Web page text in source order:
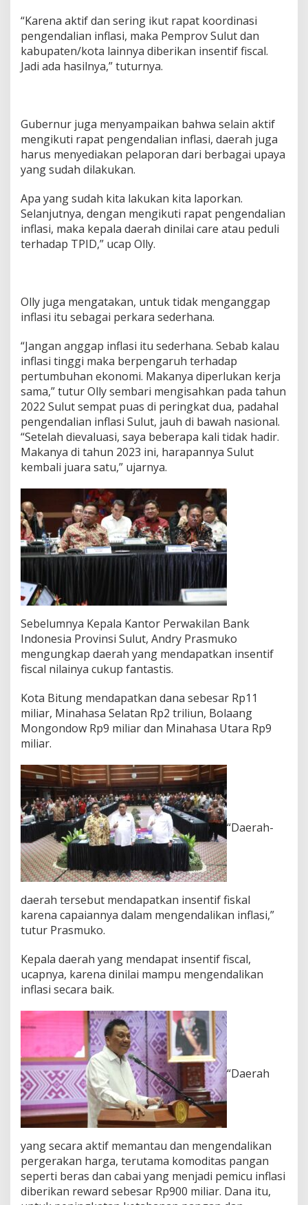
)
S
u
l
u
3
“Karena aktif dan sering ikut rapat koordinasi
pengendalian inflasi, maka Pemprov Sulut dan
kabupaten/kota lainnya diberikan insentif fiscal.
Jadi ada hasilnya,” tuturnya.
Gubernur juga menyampaikan bahwa selain aktif
mengikuti rapat pengendalian inflasi, daerah juga
harus menyediakan pelaporan dari berbagai upaya
yang sudah dilakukan.
Apa yang sudah kita lakukan kita laporkan.
Selanjutnya, dengan mengikuti rapat pengendalian
inflasi, maka kepala daerah dinilai care atau peduli
terhadap TPID,” ucap Olly.
Olly juga mengatakan, untuk tidak menganggap
inflasi itu sebagai perkara sederhana.
“Jangan anggap inflasi itu sederhana. Sebab kalau
inflasi tinggi maka berpengaruh terhadap
pertumbuhan ekonomi. Makanya diperlukan kerja
sama,” tutur Olly sembari mengisahkan pada tahun
2022 Sulut sempat puas di peringkat dua, padahal
pengendalian inflasi Sulut, jauh di bawah nasional.
“Setelah dievaluasi, saya beberapa kali tidak hadir.
Makanya di tahun 2023 ini, harapannya Sulut
kembali juara satu,” ujarnya.
Sebelumnya Kepala Kantor Perwakilan Bank
Indonesia Provinsi Sulut, Andry Prasmuko
mengungkap daerah yang mendapatkan insentif
fiscal nilainya cukup fantastis.
Kota Bitung mendapatkan dana sebesar Rp11
miliar, Minahasa Selatan Rp2 triliun, Bolaang
Mongondow Rp9 miliar dan Minahasa Utara Rp9
miliar.
“Daerah-
daerah tersebut mendapatkan insentif fiskal
karena capaiannya dalam mengendalikan inflasi,”
tutur Prasmuko.
Kepala daerah yang mendapat insentif fiscal,
ucapnya, karena dinilai mampu mengendalikan
inflasi secara baik.
“Daerah
yang secara aktif memantau dan mengendalikan
pergerakan harga, terutama komoditas pangan
seperti beras dan cabai yang menjadi pemicu inflasi
diberikan reward sebesar Rp900 miliar. Dana itu,